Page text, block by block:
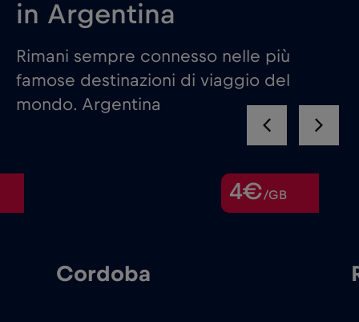
in Argentina
Rimani sempre connesso nelle più
famose destinazioni di viaggio del
mondo. Argentina
4€/GB
Cordoba